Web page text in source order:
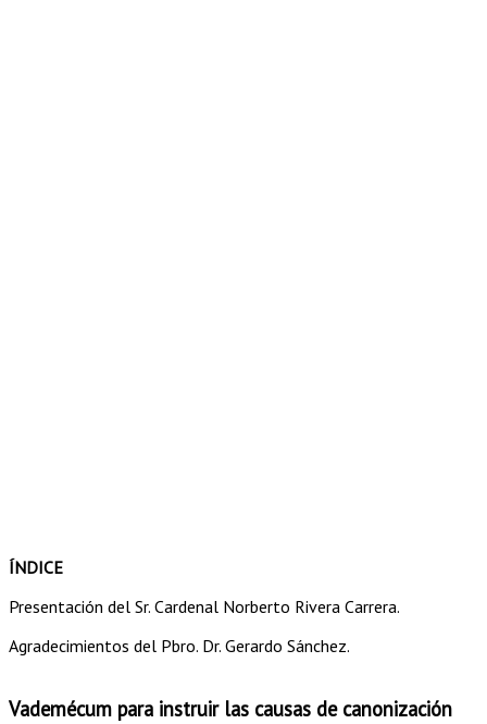
ÍNDICE
Presentación del Sr. Cardenal Norberto Rivera Carrera.
Agradecimientos del Pbro. Dr. Gerardo Sánchez.
Vademécum para instruir las causas de canonización